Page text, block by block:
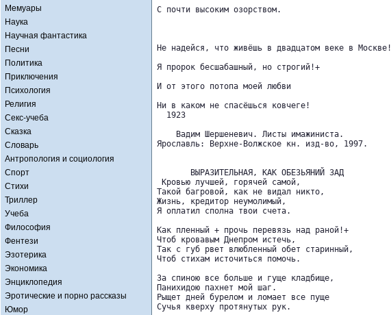
Мемуары
Наука
Научная фантастика
Песни
Политика
Приключения
Психология
Религия
Секс-учеба
Сказка
Словарь
Антропология и социология
Спорт
Стихи
Триллер
Учеба
Философия
Фентези
Эзотерика
Экономика
Энциклопедия
Эротические и порно рассказы
Юмор
С почти высоким озорством.
Не надейся, что живёшь в двадцатом веке в Москве!
Я пророк бесшабашный, но строгий!+
И от этого потопа моей любви
Ни в каком не спасёшься ковчеге!
  1923
    Вадим Шершеневич. Листы имажиниста.
Ярославль: Верхне-Волжское кн. изд-во, 1997.
       ВЫРАЗИТЕЛЬНАЯ, КАК ОБЕЗЬЯНИЙ ЗАД
Кровью лучшей, горячей самой,
Такой багровой, как не видал никто,
Жизнь, кредитор неумолимый,
Я оплатил сполна твои счета.
Как пленный + прочь перевязь над раной!+
Чтоб кровавым Днепром истечь,
Так с губ рвет влюбленный обет старинный,
Чтоб стихам источиться помочь.
За спиною все больше и гуще кладбище,
Панихидою пахнет мой шаг.
Рыщет дней бурелом и ломает все пуще
Сучья кверху протянутых рук.